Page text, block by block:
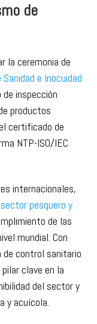
de
la ceremonia de
e Inocuidad
inspección
productos
certificado de
NTP-ISO/IEC
internacionales,
pesquero y
de las
mundial. Con
control sanitario
clave en la
del sector y
y acuícola.